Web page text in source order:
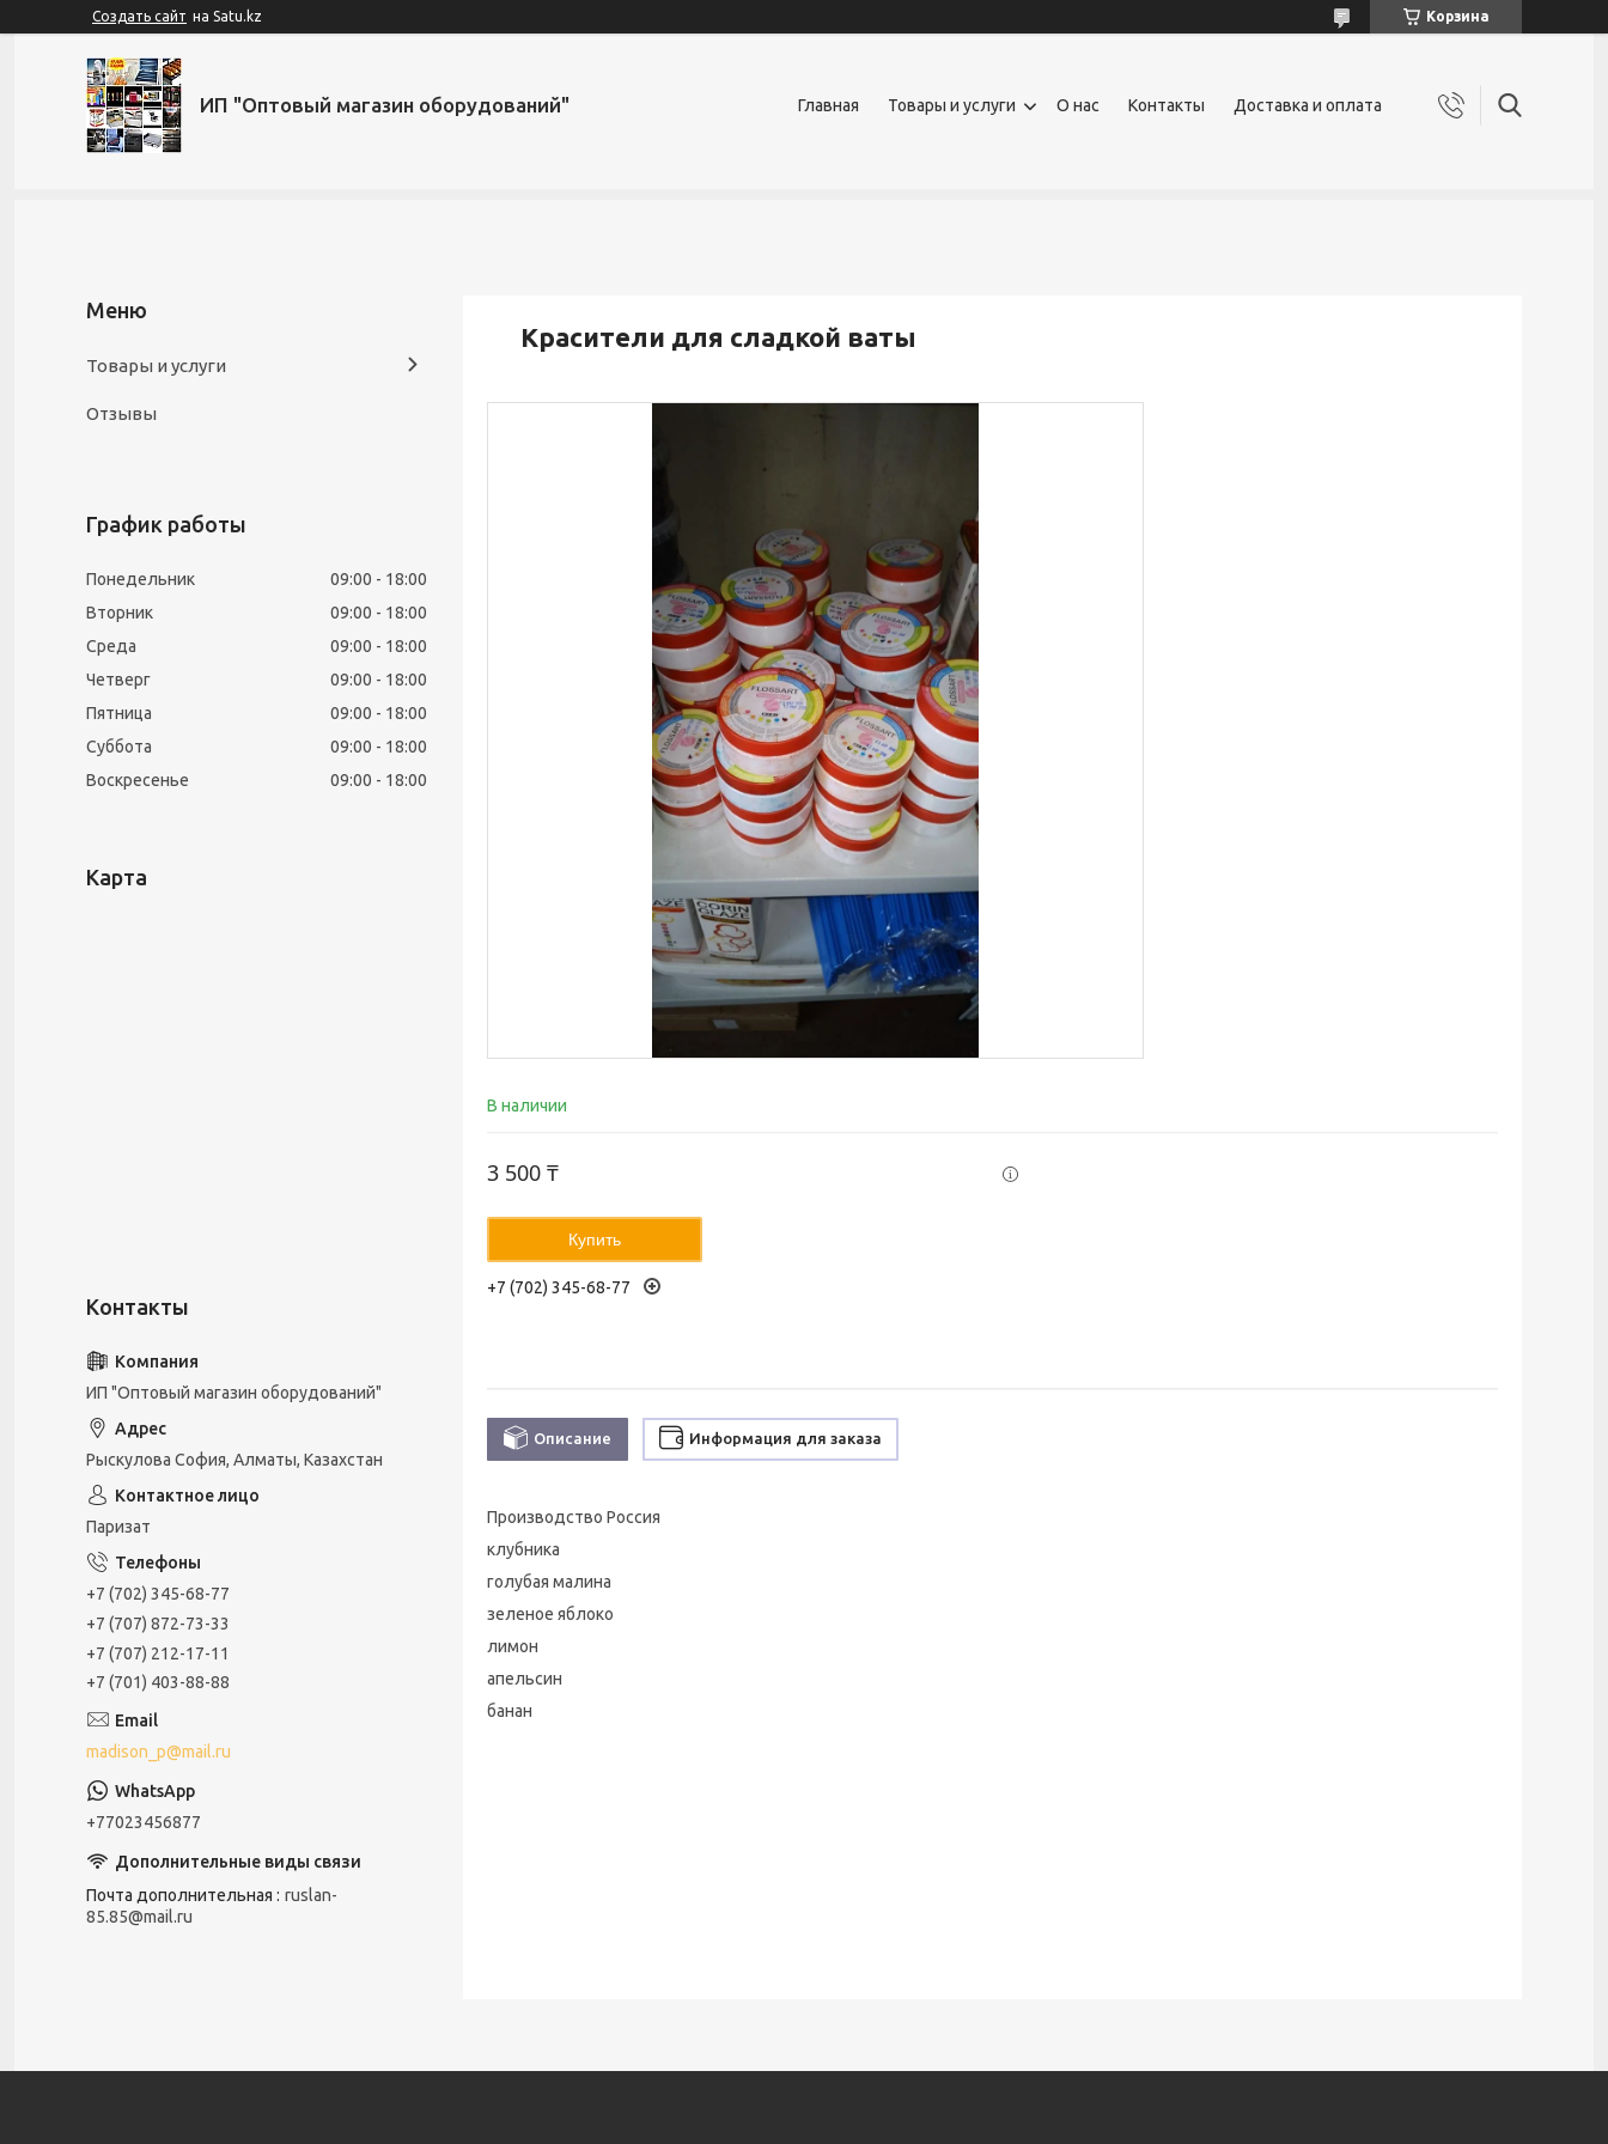
Создать сайт на Satu.kz Корзина
ИП "Оптовый магазин оборудований" Главная Товары и услуги О нас Контакты Доставка и оплата
Красители для сладкой ваты
В наличии
3 500 ₸
Купить
+7 (702) 345-68-77
Описание Информация для заказа
Производство Россия
клубника
голубая малина
зеленое яблоко
лимон
апельсин
банан
Товары и услуги
Отзывы
График работы
Понедельник 09:00
18:00
Вторник
09:00
18:00
Среда
09:00
18:00
Четверг
09:00
18:00
Пятница
09:00
18:00
Суббота
09:00
18:00
Воскресенье
09:00 18:00
Карта
ИП "Оптовый магазин оборудований"
Рыскулова София, Алматы, Казахстан
Паризат
+7 (702) 345-68-77
+7 (707) 872-73-33
+7 (707) 212-17-11
+7 (701) 403-88-88
madison_p@mail.ru
+77023456877
Почта дополнительная
ruslan-
85.85@mail.ru